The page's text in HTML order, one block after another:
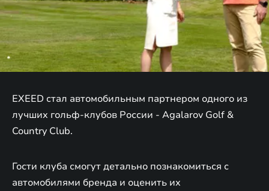
EXEED стал автомобильным партнером одного из
лучших гольф-клубов России - Agalarov Golf &
Country Club.
Гости клуба смогут детально познакомиться с
автомобилями бренда и оценить их